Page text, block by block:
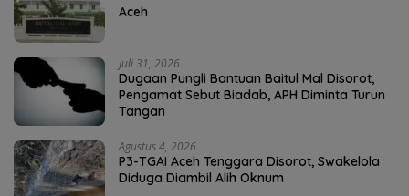
Aceh
Juli 31, 2026
Dugaan Pungli Bantuan Baitul Mal Disorot,
Pengamat Sebut Biadab, APH Diminta Turun
Tangan
Agustus 4, 2026
P3-TGAI Aceh Tenggara Disorot, Swakelola
Diduga Diambil Alih Oknum